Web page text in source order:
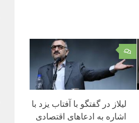
۰
لیلاز در گفتگو با آفتاب یزد با
اشاره به ادعاهای اقتصادی